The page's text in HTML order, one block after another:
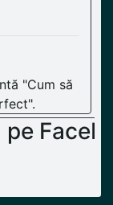
"Cum să
pe